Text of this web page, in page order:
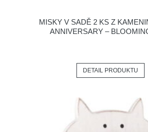
MISKY V SADĚ 2 KS Z
ANNIVERSARY –
DETAIL PRODUKTU